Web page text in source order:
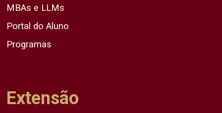
MBAs e LLMs
Portal do Aluno
Programas
Extensão